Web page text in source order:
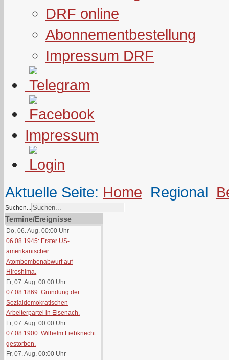
DRF online
Abonnementbestellung
Impressum DRF
Impressum
Aktuelle Seite: Home Regional
Suchen...
Termine/Ereignisse
Do, 06. Aug. 00:00 Uhr
06.08.1945: Erster US-
amerikanischer
Atombombenabwurf auf
Hiroshima.
Fr, 07. Aug. 00:00 Uhr
07.08.1869: Gründung der
Sozialdemokratischen
Arbeiterpartei in Eisenach.
Fr, 07. Aug. 00:00 Uhr
07.08.1900: Wilhelm Liebknecht
gestorben.
Fr, 07. Aug. 00:00 Uhr